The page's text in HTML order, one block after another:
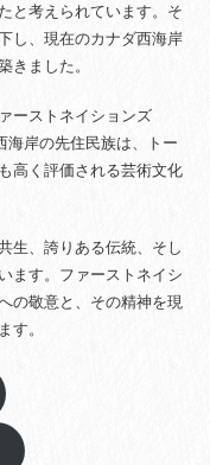
と考えられています。そ
し、現在のカナダ西海岸
きました。
ーストネイションズ
海岸の先住民族は、トー
高く評価される芸術文化
生、誇りある伝統、そし
ます。ファーストネイシ
の敬意と、その精神を現
す。